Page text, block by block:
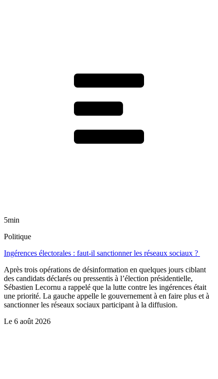
5min
Politique
Ingérences électorales : faut-il sanctionner les réseaux sociaux ?
Après trois opérations de désinformation en quelques jours ciblant
des candidats déclarés ou pressentis à l’élection présidentielle,
Sébastien Lecornu a rappelé que la lutte contre les ingérences était
une priorité. La gauche appelle le gouvernement à en faire plus et à
sanctionner les réseaux sociaux participant à la diffusion.
Le 6 août 2026